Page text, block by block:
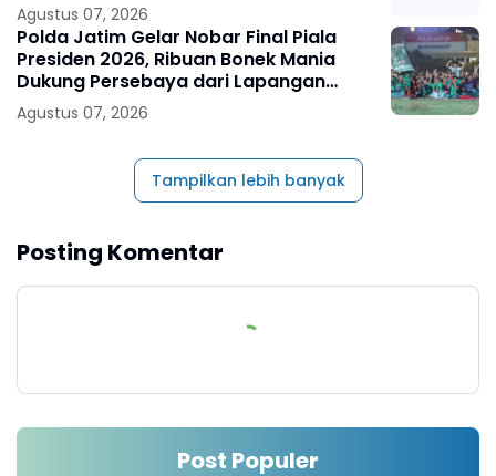
Agustus 07, 2026
Polda Jatim Gelar Nobar Final Piala
Presiden 2026, Ribuan Bonek Mania
Dukung Persebaya dari Lapangan
Mapolda
Agustus 07, 2026
Tampilkan lebih banyak
Posting Komentar
Post Populer